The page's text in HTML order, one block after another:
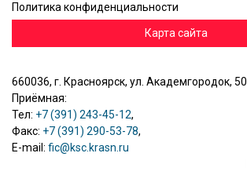
Политика конфиденциальности
Карта сайта
660036, г. Красноярск, ул. Академгородок, 50
Приёмная:
Тел: +7 (391) 243-45-12,
Факс: +7 (391) 290-53-78,
E-mail: fic@ksc.krasn.ru